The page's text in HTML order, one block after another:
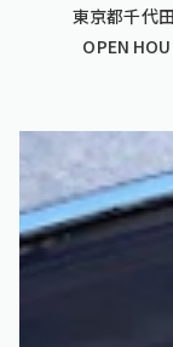
東京都千代
OPEN